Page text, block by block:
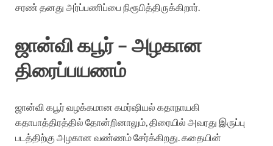
சரண் தனது அர்ப்பணிப்பை நிரூபித்திருக்கிறார்.
ஜான்வி கபூர் – அழகான
திரைப்பயணம்
ஜான்வி கபூர் வழக்கமான கமர்ஷியல் கதாநாயகி
கதாபாத்திரத்தில் தோன்றினாலும், திரையில் அவரது இருப்பு
படத்திற்கு அழகான வண்ணம் சேர்க்கிறது. கதையின்